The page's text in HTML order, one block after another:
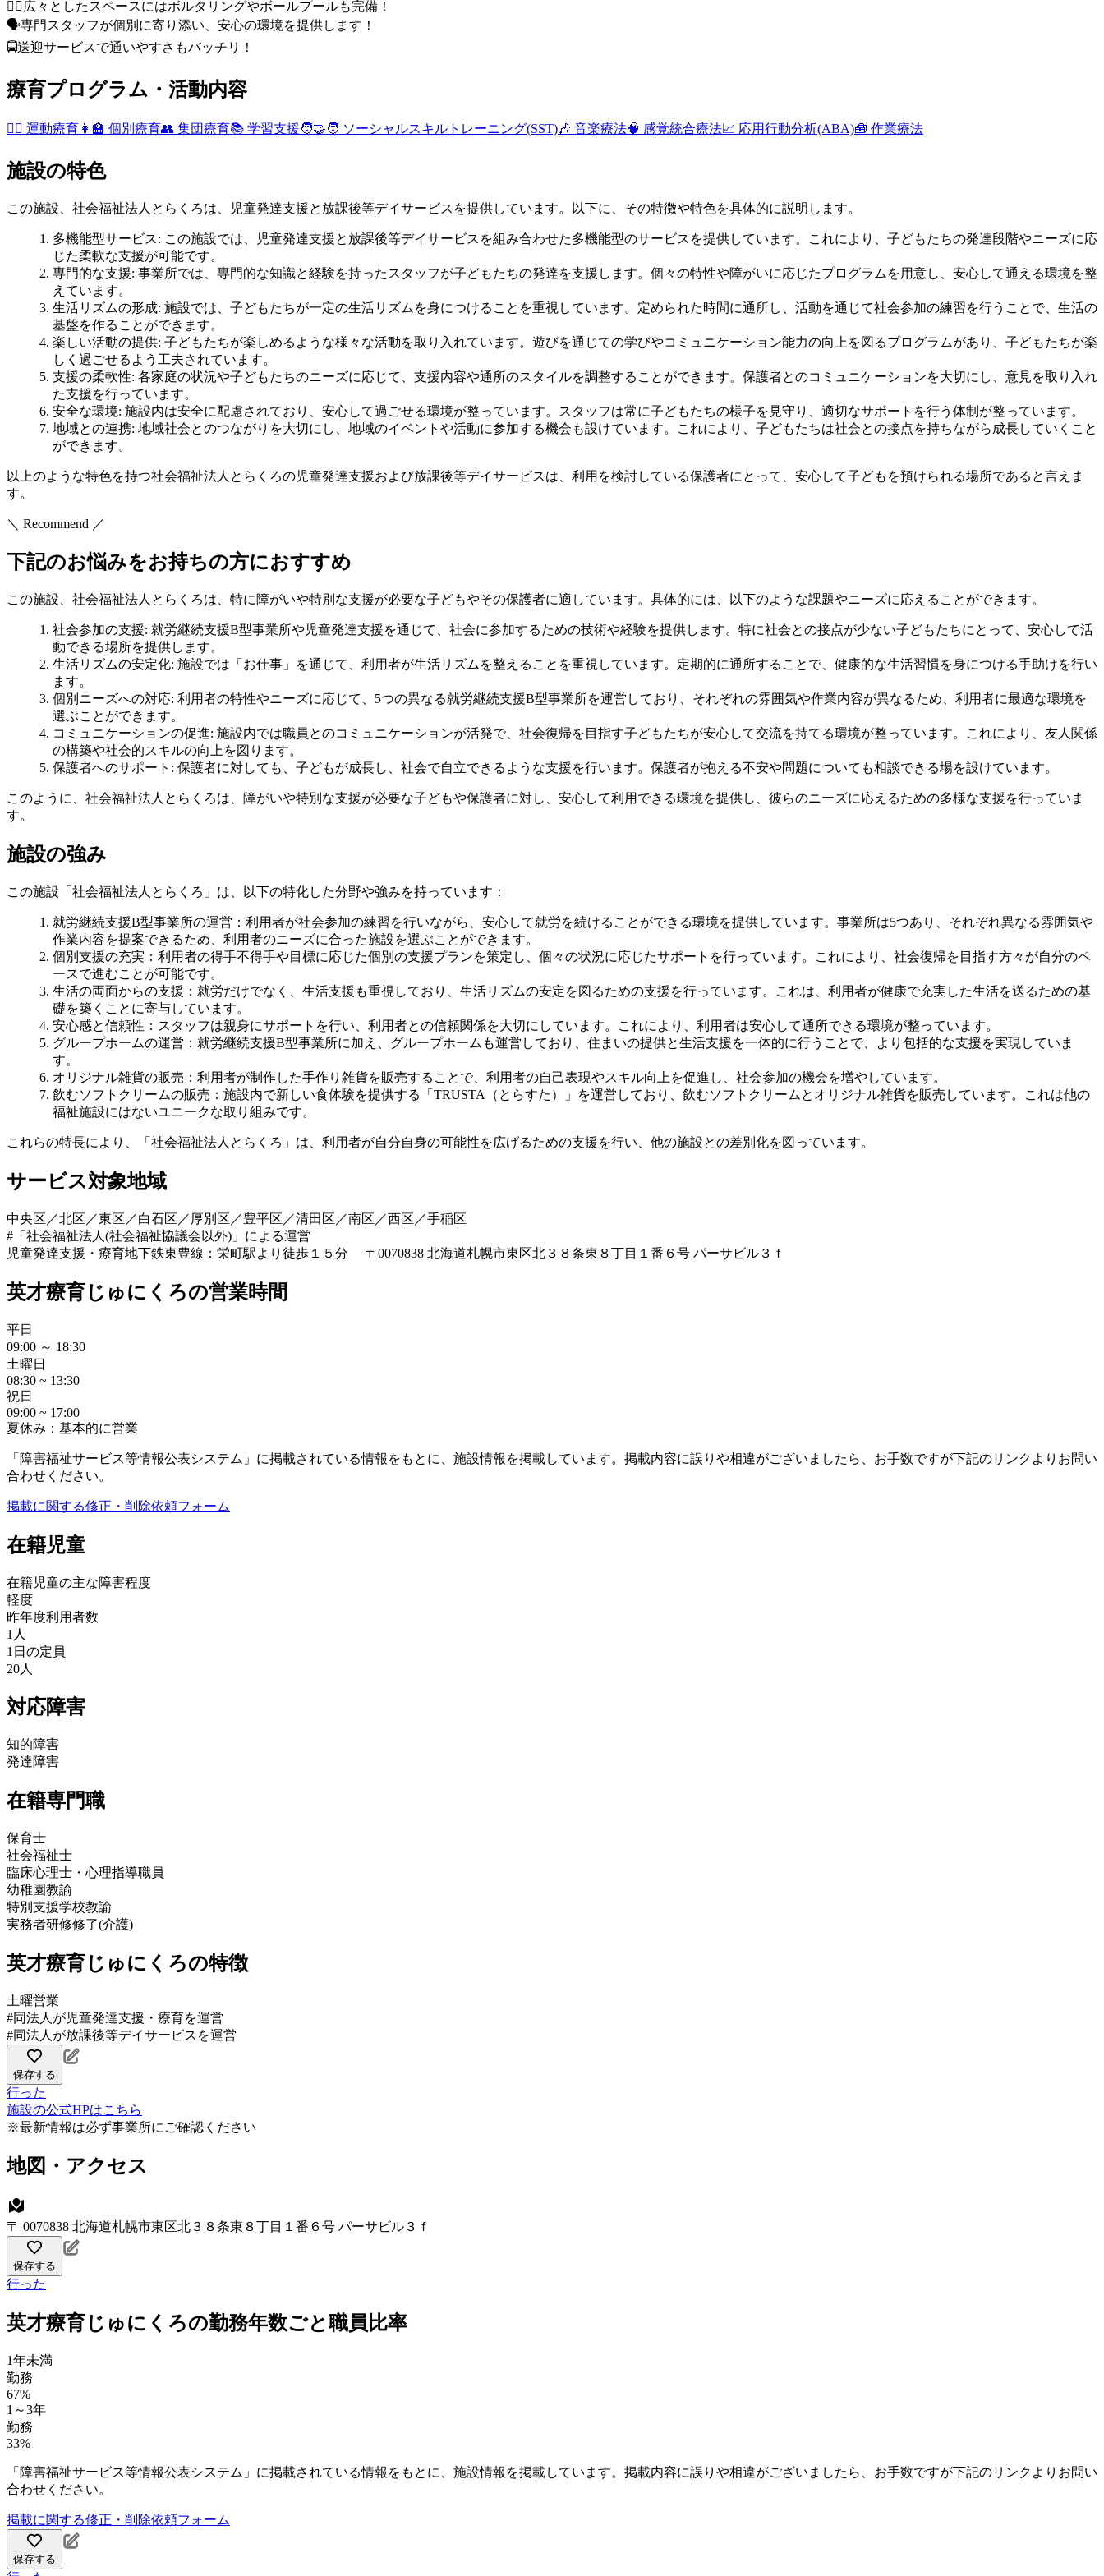
🏃‍♂️広々としたスペースにはボルタリングやボールプールも完備！
🗣️専門スタッフが個別に寄り添い、安心の環境を提供します！
🚍送迎サービスで通いやすさもバッチリ！
療育プログラム・活動内容
🏃‍♀️ 運動療育 👩‍🏫 個別療育👥 集団療育📚 学習支援🧑‍🤝‍🧑 ソーシャルスキルトレーニング(SST)🎶 音楽療法🧠 感覚統合療法📈 応用行動分析(ABA)🧰 作業療法
施設の特色
この施設、社会福祉法人とらくろは、児童発達支援と放課後等デイサービスを提供しています。以下に、その特徴や特色を具体的に説明します。
多機能型サービス: この施設では、児童発達支援と放課後等デイサービスを組み合わせた多機能型のサービスを提供しています。これにより、子どもたちの発達段階やニーズに応
じた柔軟な支援が可能です。
専門的な支援: 事業所では、専門的な知識と経験を持ったスタッフが子どもたちの発達を支援します。個々の特性や障がいに応じたプログラムを用意し、安心して通える環境を整
えています。
生活リズムの形成: 施設では、子どもたちが一定の生活リズムを身につけることを重視しています。定められた時間に通所し、活動を通じて社会参加の練習を行うことで、生活の
基盤を作ることができます。
楽しい活動の提供: 子どもたちが楽しめるような様々な活動を取り入れています。遊びを通じての学びやコミュニケーション能力の向上を図るプログラムがあり、子どもたちが楽
しく過ごせるよう工夫されています。
支援の柔軟性: 各家庭の状況や子どもたちのニーズに応じて、支援内容や通所のスタイルを調整することができます。保護者とのコミュニケーションを大切にし、意見を取り入れ
た支援を行っています。
安全な環境: 施設内は安全に配慮されており、安心して過ごせる環境が整っています。スタッフは常に子どもたちの様子を見守り、適切なサポートを行う体制が整っています。
地域との連携: 地域社会とのつながりを大切にし、地域のイベントや活動に参加する機会も設けています。これにより、子どもたちは社会との接点を持ちながら成長していくこと
ができます。
以上のような特色を持つ社会福祉法人とらくろの児童発達支援および放課後等デイサービスは、利用を検討している保護者にとって、安心して子どもを預けられる場所であると言えま
す。
＼ Recommend ／
下記のお悩みをお持ちの方におすすめ
この施設、社会福祉法人とらくろは、特に障がいや特別な支援が必要な子どもやその保護者に適しています。具体的には、以下のような課題やニーズに応えることができます。
社会参加の支援: 就労継続支援B型事業所や児童発達支援を通じて、社会に参加するための技術や経験を提供します。特に社会との接点が少ない子どもたちにとって、安心して活
動できる場所を提供します。
生活リズムの安定化: 施設では「お仕事」を通じて、利用者が生活リズムを整えることを重視しています。定期的に通所することで、健康的な生活習慣を身につける手助けを行い
ます。
個別ニーズへの対応: 利用者の特性やニーズに応じて、5つの異なる就労継続支援B型事業所を運営しており、それぞれの雰囲気や作業内容が異なるため、利用者に最適な環境を
選ぶことができます。
コミュニケーションの促進: 施設内では職員とのコミュニケーションが活発で、社会復帰を目指す子どもたちが安心して交流を持てる環境が整っています。これにより、友人関係
の構築や社会的スキルの向上を図ります。
保護者へのサポート : 保護者に対しても、子どもが成長し、社会で自立できるような支援を行います。保護者が抱える不安や問題についても相談できる場を設けています。
このように、社会福祉法人とらくろは、障がいや特別な支援が必要な子どもや保護者に対し、安心して利用できる環境を提供し、彼らのニーズに応えるための多様な支援を行っていま
す。
施設の強み
この施設「社会福祉法人とらくろ」は、以下の特化した分野や強みを持っています：
就労継続支援B型事業所の運営 ：利用者が社会参加の練習を行いながら、安心して就労を続けることができる環境を提供しています。事業所は5つあり、それぞれ異なる雰囲気や
作業内容を提案できるため、利用者のニーズに合った施設を選ぶことができます。
個別支援の充実 ：利用者の得手不得手や目標に応じた個別の支援プランを策定し、個々の状況に応じたサポートを行っています。これにより、社会復帰を目指す方々が自分のペ
ースで進むことが可能です。
生活の両面からの支援 ：就労だけでなく、生活支援も重視しており、生活リズムの安定を図るための支援を行っています。これは、利用者が健康で充実した生活を送るための基
礎を築くことに寄与しています。
安心感と信頼性 ：スタッフは親身にサポートを行い、利用者との信頼関係を大切にしています。これにより、利用者は安心して通所できる環境が整っています。
グループホームの運営 ：就労継続支援B型事業所に加え、グループホームも運営しており、住まいの提供と生活支援を一体的に行うことで、より包括的な支援を実現していま
す。
オリジナル雑貨の販売 ：利用者が制作した手作り雑貨を販売することで、利用者の自己表現やスキル向上を促進し、社会参加の機会を増やしています。
飲むソフトクリームの販売 ：施設内で新しい食体験を提供する「TRUSTA（とらすた）」を運営しており、飲むソフトクリームとオリジナル雑貨を販売しています。これは他の
福祉施設にはないユニークな取り組みです。
これらの特長により、「社会福祉法人とらくろ」は、利用者が自分自身の可能性を広げるための支援を行い、他の施設との差別化を図っています。
サービス対象地域
中央区／北区／東区／白石区／厚別区／豊平区／清田区／南区／西区／手稲区
#「社会福祉法人(社会福祉協議会以外)」による運営
児童発達支援・療育地下鉄東豊線：栄町駅より徒歩１５分 〒0070838 北海道札幌市東区北３８条東８丁目１番６号 パーサビル３ｆ
英才療育じゅにくろの営業時間
平日
09:00 ～ 18:30
土曜日
08:30 ~ 13:30
祝日
09:00 ~ 17:00
夏休み：基本的に営業
「障害福祉サービス等情報公表システム」に掲載されている情報をもとに、施設情報を掲載しています。掲載内容に誤りや相違がございましたら、お手数ですが下記のリンクよりお問い
合わせください。
掲載に関する修正・削除依頼フォーム
在籍児童
在籍児童の主な障害程度
軽度
昨年度利用者数
1人
1日の定員
20人
対応障害
知的障害
発達障害
在籍専門職
保育士
社会福祉士
臨床心理士・心理指導職員
幼稚園教諭
特別支援学校教諭
実務者研修修了(介護)
英才療育じゅにくろの特徴
土曜営業
#同法人が児童発達支援・療育を運営
#同法人が放課後等デイサービスを運営
保存する
行った
施設の公式HPはこちら
※最新情報は必ず事業所にご確認ください
地図・アクセス
〒 0070838 北海道札幌市東区北３８条東８丁目１番６号 パーサビル３ｆ
保存する
行った
英才療育じゅにくろの勤務年数ごと職員比率
1年未満
勤務
67%
1～3年
勤務
33%
「障害福祉サービス等情報公表システム」に掲載されている情報をもとに、施設情報を掲載しています。掲載内容に誤りや相違がございましたら、お手数ですが下記のリンクよりお問い
合わせください。
掲載に関する修正・削除依頼フォーム
保存する